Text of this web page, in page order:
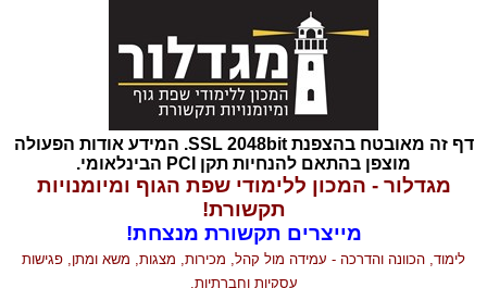
דף זה מאובטח בהצפנת SSL 2048bit. המידע אודות הפעולה
מוצפן בהתאם להנחיות תקן PCI הבינלאומי.
מגדלור - המכון ללימודי שפת הגוף ומיומנויות
תקשורת!
מייצרים תקשורת מנצחת!
לימוד, הכוונה והדרכה - עמידה מול קהל, מכירות, מצגות, משא ומתן, פגישות
עסקיות וחברתיות.